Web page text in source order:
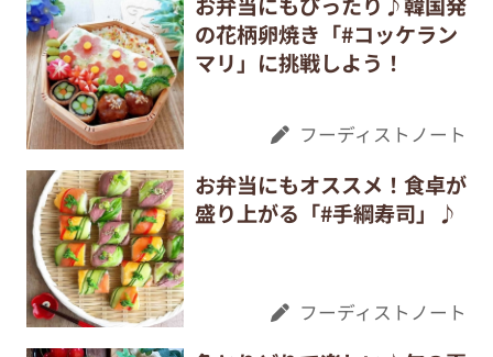
の花柄卵焼き「#コッケラン
マリ」に挑戦しよう！
フーディストノート
お弁当にもオススメ！食卓が
盛り上がる「#手綱寿司」♪
フーディストノート